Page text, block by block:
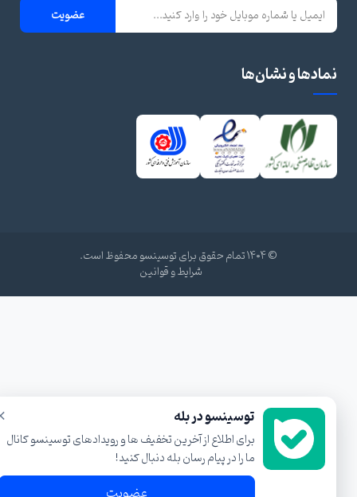
عضویت
نمادها و نشان‌ها
شرایط و قوانین
توسینسو در بله
برای اطلاع از آخرین تخفیف ها و رویدادهای توسینسو کانال
ما را در پیام رسان بله دنبال کنید!